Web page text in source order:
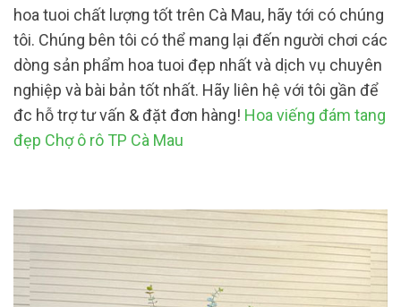
hoa tuoi chất lượng tốt trên Cà Mau, hãy tới có chúng
tôi. Chúng bên tôi có thể mang lại đến người chơi các
dòng sản phẩm hoa tuoi đẹp nhất và dịch vụ chuyên
nghiệp và bài bản tốt nhất. Hãy liên hệ với tôi gần để
đc hỗ trợ tư vấn & đặt đơn hàng! Hoa viếng đám tang
đẹp Chợ ô rô TP Cà Mau